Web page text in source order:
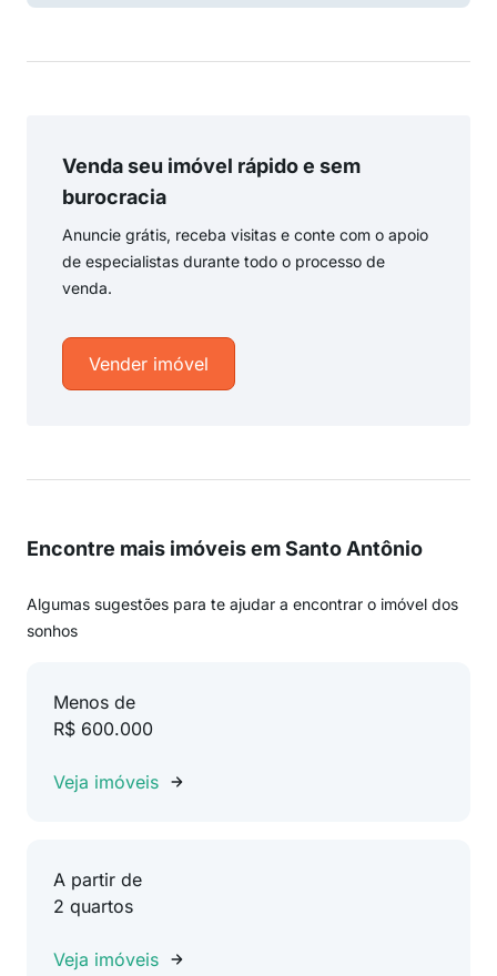
Venda seu imóvel rápido e sem
burocracia
Anuncie grátis, receba visitas e conte com o apoio
de especialistas durante todo o processo de
venda.
Vender imóvel
Encontre mais imóveis em Santo Antônio
Algumas sugestões para te ajudar a encontrar o imóvel dos
sonhos
Menos de
R$ 600.000
Veja imóveis
A partir de
2 quartos
Veja imóveis